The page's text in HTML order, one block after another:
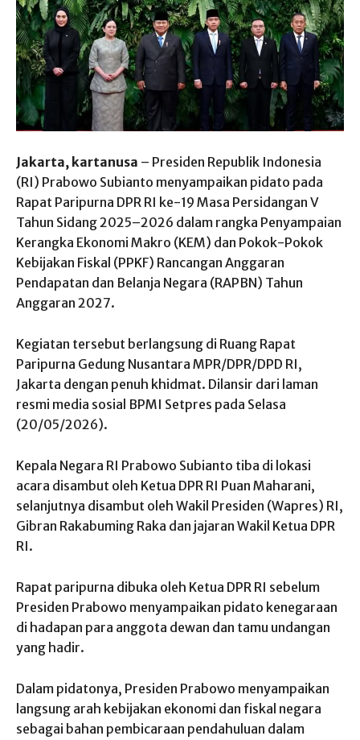
Jakarta, kartanusa – Presiden Republik Indonesia
(RI) Prabowo Subianto menyampaikan pidato pada
Rapat Paripurna DPR RI ke-19 Masa Persidangan V
Tahun Sidang 2025–2026 dalam rangka Penyampaian
Kerangka Ekonomi Makro (KEM) dan Pokok-Pokok
Kebijakan Fiskal (PPKF) Rancangan Anggaran
Pendapatan dan Belanja Negara (RAPBN) Tahun
Anggaran 2027.
Kegiatan tersebut berlangsung di Ruang Rapat
Paripurna Gedung Nusantara MPR/DPR/DPD RI,
Jakarta dengan penuh khidmat. Dilansir dari laman
resmi media sosial BPMI Setpres pada Selasa
(20/05/2026).
Kepala Negara RI Prabowo Subianto tiba di lokasi
acara disambut oleh Ketua DPR RI Puan Maharani,
selanjutnya disambut oleh Wakil Presiden (Wapres) RI,
Gibran Rakabuming Raka dan jajaran Wakil Ketua DPR
RI.
Rapat paripurna dibuka oleh Ketua DPR RI sebelum
Presiden Prabowo menyampaikan pidato kenegaraan
di hadapan para anggota dewan dan tamu undangan
yang hadir.
Dalam pidatonya, Presiden Prabowo menyampaikan
langsung arah kebijakan ekonomi dan fiskal negara
sebagai bahan pembicaraan pendahuluan dalam